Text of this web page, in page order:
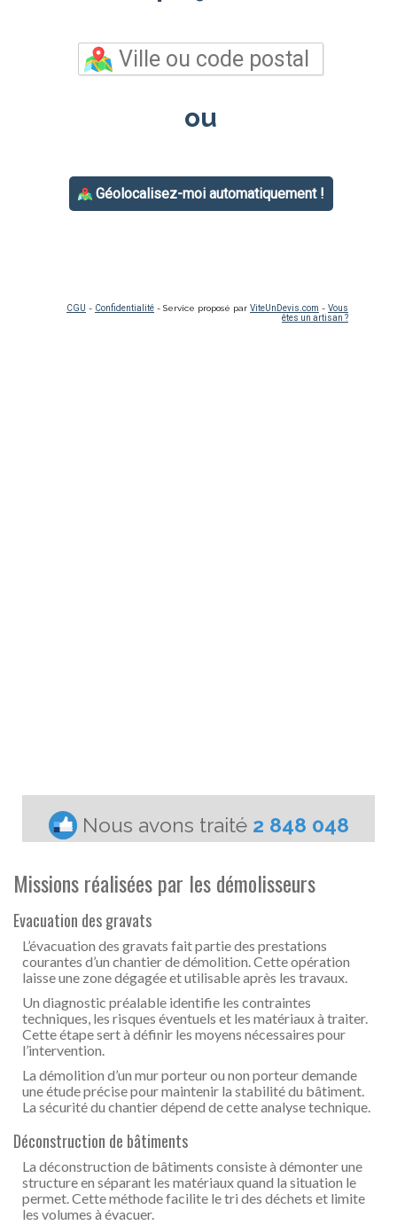
Missions réalisées par les démolisseurs
Evacuation des gravats
L’évacuation des gravats fait partie des prestations
courantes d’un chantier de démolition. Cette opération
laisse une zone dégagée et utilisable après les travaux.
Un diagnostic préalable identifie les contraintes
techniques, les risques éventuels et les matériaux à traiter.
Cette étape sert à définir les moyens nécessaires pour
l’intervention.
La démolition d’un mur porteur ou non porteur demande
une étude précise pour maintenir la stabilité du bâtiment.
La sécurité du chantier dépend de cette analyse technique.
Déconstruction de bâtiments
La déconstruction de bâtiments consiste à démonter une
structure en séparant les matériaux quand la situation le
permet. Cette méthode facilite le tri des déchets et limite
les volumes à évacuer.